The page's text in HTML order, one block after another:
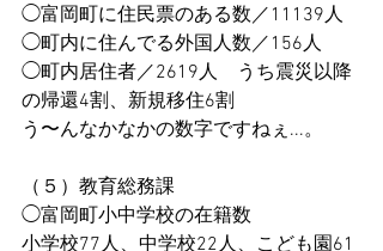
◯富岡町に住民票のある数／11139人
◯町内に住んでる外国人数／156人
◯町内居住者／2619人　うち震災以降
の帰還4割、新規移住6割
う〜んなかなかの数字ですねぇ...。
（５）教育総務課
◯富岡町小中学校の在籍数
小学校77人、中学校22人、こども園61